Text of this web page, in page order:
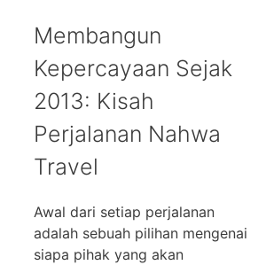
Membangun
Kepercayaan Sejak
2013: Kisah
Perjalanan Nahwa
Travel
Awal dari setiap perjalanan
adalah sebuah pilihan mengenai
siapa pihak yang akan